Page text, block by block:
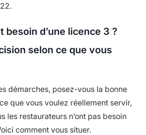
besoin d’une licence 3 ?
selon ce que vous
démarches, posez-vous la bonne
que vous voulez réellement servir,
les restaurateurs n’ont pas besoin
comment vous situer.